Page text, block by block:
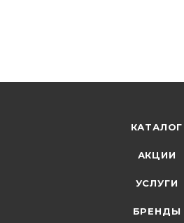
КАТАЛОГ
АКЦИИ
УСЛУГИ
БРЕНДЫ